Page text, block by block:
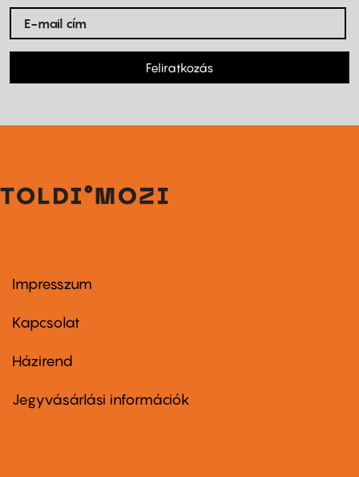
Feliratkozás
Footer
first
Impresszum
Kapcsolat
Footer
second
Házirend
Jegyvásárlási információk